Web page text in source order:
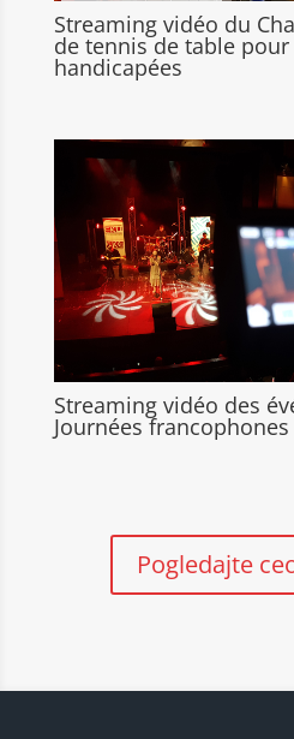
Streaming vidéo du
de tennis de table
handicapées
Streaming vidéo des
Journées
Pogledajte